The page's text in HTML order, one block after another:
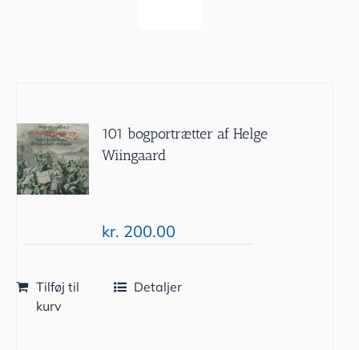
101 bogportrætter af Helge
Wiingaard
kr. 200.00
Tilføj til
kurv
Detaljer